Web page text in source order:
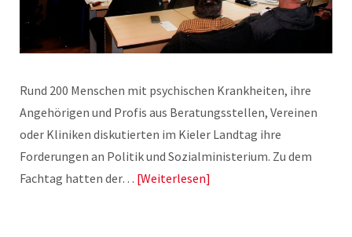
Rund 200 Menschen mit psychischen Krankheiten, ihre
Angehörigen und Profis aus Beratungsstellen, Vereinen
oder Kliniken diskutierten im Kieler Landtag ihre
Forderungen an Politik und Sozialministerium. Zu dem
Fachtag hatten der… Weiterlesen